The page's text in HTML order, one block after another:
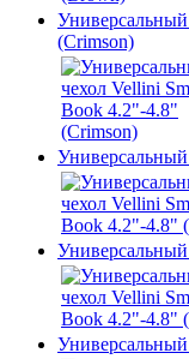
(Crimson)